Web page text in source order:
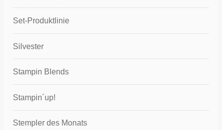
Set-Produktlinie
Silvester
Stampin Blends
Stampin´up!
Stempler des Monats